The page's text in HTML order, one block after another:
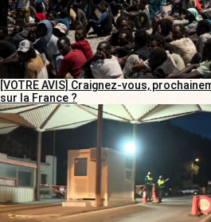
[VOTRE AVIS] Craignez-vous,
sur la France ?